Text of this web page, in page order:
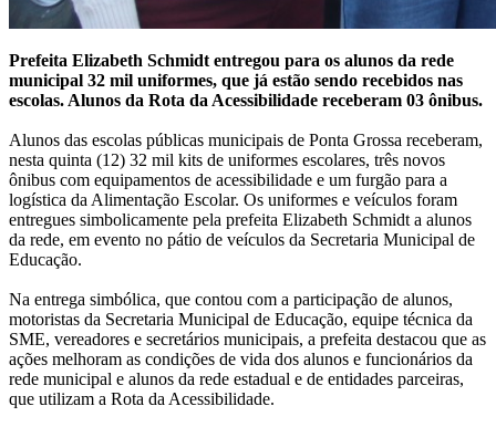
Prefeita Elizabeth Schmidt entregou para os alunos da rede
municipal 32 mil uniformes, que já estão sendo recebidos nas
escolas. Alunos da Rota da Acessibilidade receberam 03 ônibus.
Alunos das escolas públicas municipais de Ponta Grossa receberam,
nesta quinta (12) 32 mil kits de uniformes escolares, três novos
ônibus com equipamentos de acessibilidade e um furgão para a
logística da Alimentação Escolar. Os uniformes e veículos foram
entregues simbolicamente pela prefeita Elizabeth Schmidt a alunos
da rede, em evento no pátio de veículos da Secretaria Municipal de
Educação.
Na entrega simbólica, que contou com a participação de alunos,
motoristas da Secretaria Municipal de Educação, equipe técnica da
SME, vereadores e secretários municipais, a prefeita destacou que as
ações melhoram as condições de vida dos alunos e funcionários da
rede municipal e alunos da rede estadual e de entidades parceiras,
que utilizam a Rota da Acessibilidade.